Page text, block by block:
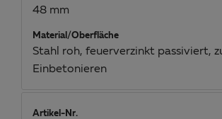
48 mm
Material/Oberfläche
Stahl roh, feuerverzinkt passiviert,
Einbetonieren
Artikel-Nr.